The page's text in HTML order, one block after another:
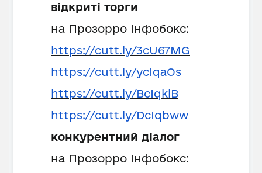
відкриті торги
на Прозорро Інфобокс:
https://cutt.ly/3cU67MG
https://cutt.ly/ycIqaOs
https://cutt.ly/BcIqklB
https://cutt.ly/DcIqbww
конкурентний діалог
на Прозорро Інфобокс: